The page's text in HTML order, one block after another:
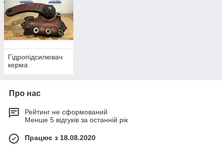
Гідропідсилювач
керма
Про нас
Рейтинг не сформований
Менше 5 відгуків за останній рік
Працює з 18.08.2020